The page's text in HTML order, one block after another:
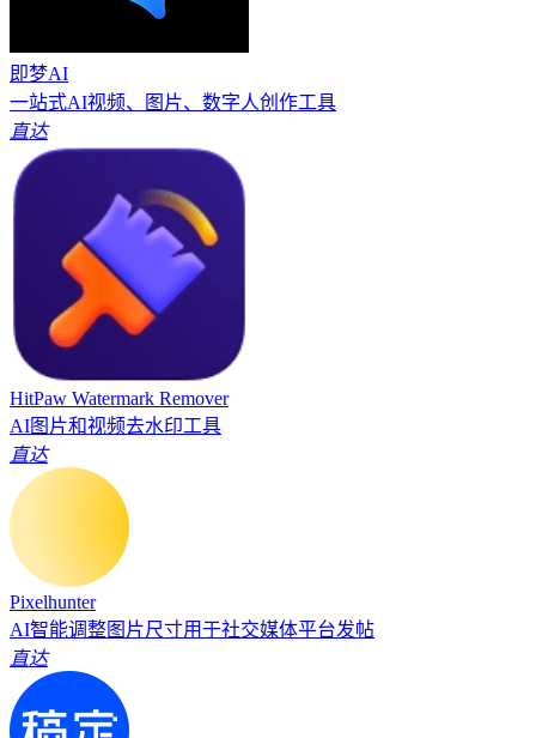
即梦AI
一站式AI视频、图片、数字人创作工具
直达
HitPaw Watermark Remover
AI图片和视频去水印工具
直达
Pixelhunter
AI智能调整图片尺寸用于社交媒体平台发帖
直达